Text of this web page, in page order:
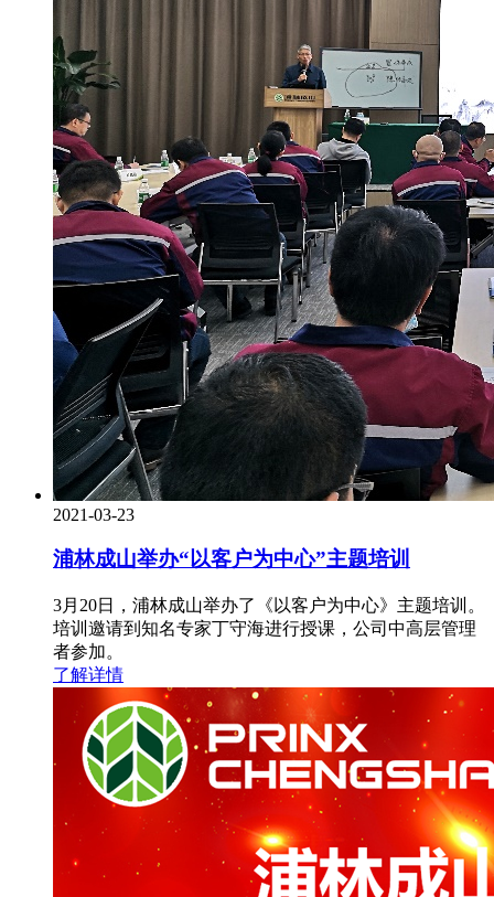
2021-03-23
浦林成山举办“以客户为中心”主题培训
3月20日，浦林成山举办了《以客户为中心》主题培训。
培训邀请到知名专家丁守海进行授课，公司中高层管理
者参加。
了解详情